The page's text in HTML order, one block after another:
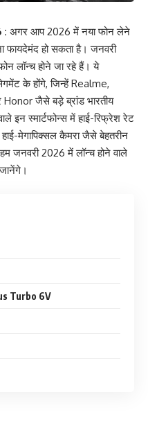
: अगर आप 2026 में नया फोन लेने
फायदेमंद हो सकता है। जनवरी
लॉन्च होने जा रहे हैं। ये
के होंगे, जिन्हें Realme,
जैसे बड़े ब्रांड भारतीय
इन स्मार्टफोन्स में हाई-रिफ्रेश रेट
मेगापिक्सल कैमरा जैसे बेहतरीन
जनवरी 2026 में लॉन्च होने वाले
Turbo 6V